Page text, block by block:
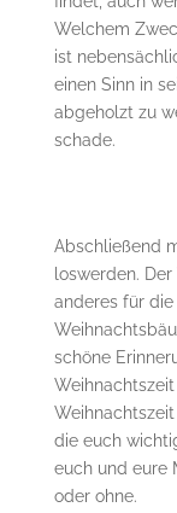
Welchem
ist
einen Sinn in
abgeholzt zu
schade.
Abschließend
loswerden.
anderes für
schöne
die euch
euch und eure
oder ohne.